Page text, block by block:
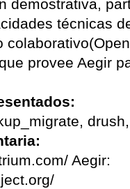
demostrativa,
técnicas
provee Aegir
Aegir: